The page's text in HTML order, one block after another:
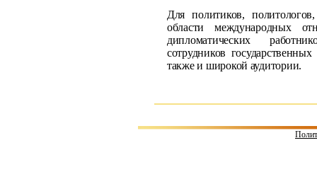
Для политиков,
области международных
дипломатических
сотрудников
также и широкой аудитории.